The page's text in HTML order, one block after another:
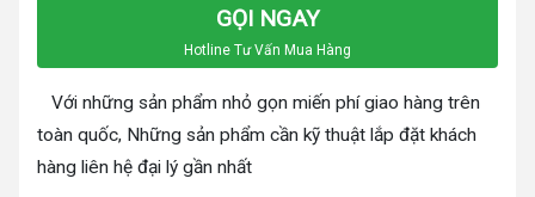
GỌI NGAY
Hotline Tư Vấn Mua Hàng
Với những sản phẩm nhỏ gọn miến phí giao hàng trên
toàn quốc, Những sản phẩm cần kỹ thuật lắp đặt khách
hàng liên hệ đại lý gần nhất